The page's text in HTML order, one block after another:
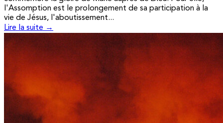
l'Assomption est le prolongement de sa participation à la
vie de Jésus, l'aboutissement...
Lire la suite →